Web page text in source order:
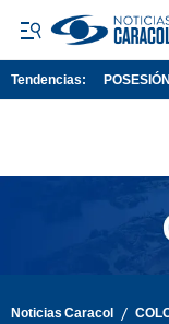
Tendencias:
Noticias Caracol /